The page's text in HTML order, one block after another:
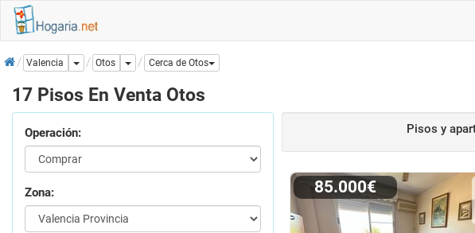
InicioValencia Dropdown
Otos Dropdown
Cerca de Otos
17 Pisos En Venta Otos
Operación:
Zona:
Pisos y
85.000€